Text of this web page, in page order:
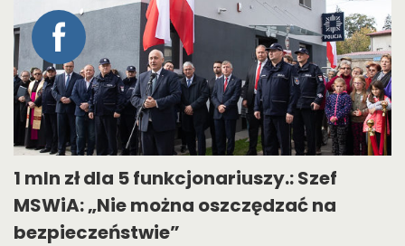
1 mln zł dla 5 funkcjonariuszy.: Szef
MSWiA: „Nie można oszczędzać na
bezpieczeństwie”